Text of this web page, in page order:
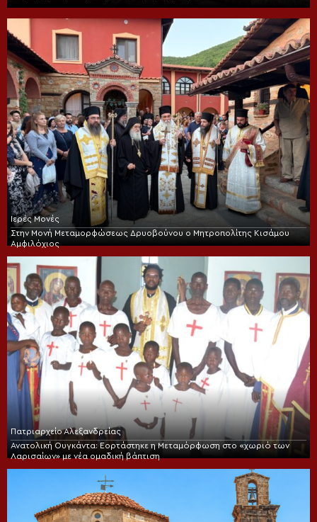
Ιερές Μονές
Στην Μονή Μεταμορφώσεως Δρυοβούνου ο Μητροπολίτης Κισάμου
Αμφιλόχιος
Πατριαρχείο Αλεξανδρείας
Ανατολική Ουγκάντα: Εορτάστηκε η Μεταμόρφωση στο «χωριό των
Λαρισαίων» με νέα ομαδική βάπτιση